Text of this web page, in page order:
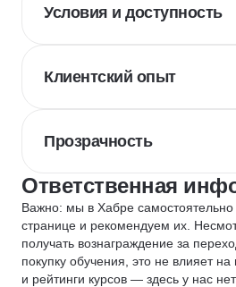
Условия и доступность
Клиентский опыт
Прозрачность
Ответственная
Важно: мы в Хабре самостоятельно
странице и рекомендуем их.
получать вознаграждение за
покупку обучения, это не влияет
и рейтинги курсов — здесь у нас